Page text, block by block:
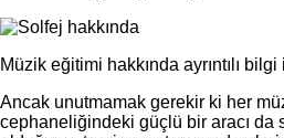
Müzik eğitimi hakkında ayrıntılı bilgi
Ancak unutmamak gerekir ki her
cephaneliğindeki güçlü bir aracı da